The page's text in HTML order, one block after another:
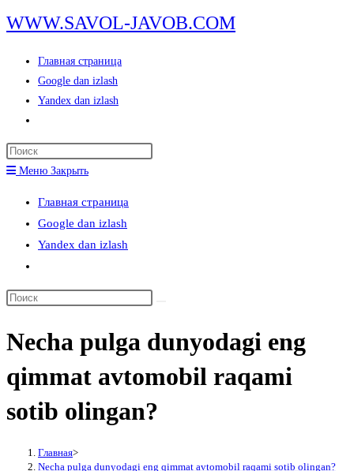
Перейти
к
содержимому
WWW.SAVOL-JAVOB.COM
Главная страница
Google dan izlash
Yandex dan izlash
по
веб-
сайту
Меню Закрыть
Главная страница
Google dan izlash
Yandex dan izlash
по
сайту
Поиск
сайте
Necha pulga dunyodagi eng
qimmat avtomobil raqami
sotib olingan?
Главная>
Necha pulga dunyodagi eng qimmat avtomobil raqami sotib olingan?